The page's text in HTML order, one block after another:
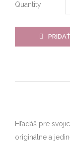
Quantity
Hľadáš pre
originálne a